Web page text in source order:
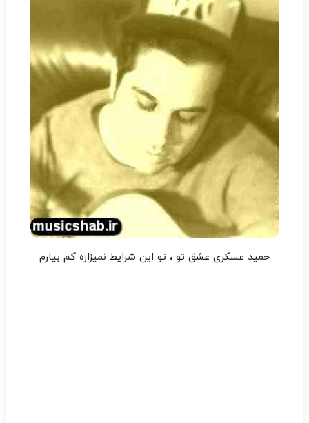
حمید عسکری عشق تو ، تو این شرایط نمیزاره کم بیارم